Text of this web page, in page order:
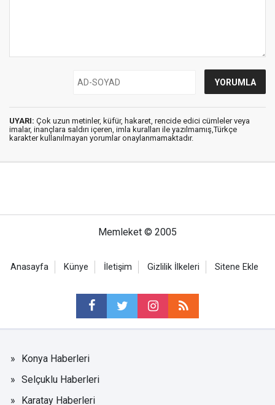
UYARI: Çok uzun metinler, küfür, hakaret, rencide edici cümleler veya
imalar, inançlara saldırı içeren, imla kuralları ile yazılmamış,Türkçe
karakter kullanılmayan yorumlar onaylanmamaktadır.
Memleket © 2005
Anasayfa Künye İletişim Gizlilik İlkeleri Sitene Ekle
Konya Haberleri
Selçuklu Haberleri
Karatay Haberleri